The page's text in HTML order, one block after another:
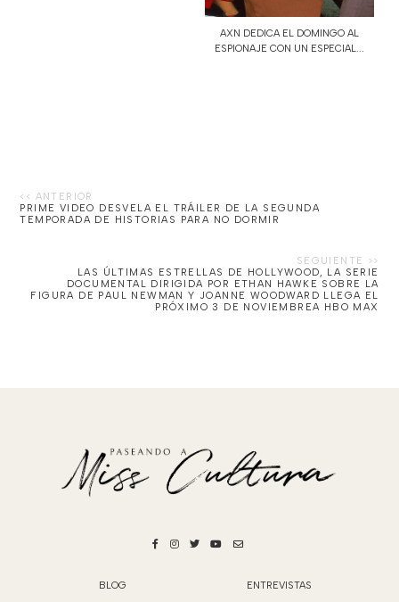
AXN DEDICA EL DOMINGO AL
ESPIONAJE CON UN ESPECIAL...
PRIME VIDEO DESVELA EL TRÁILER DE LA SEGUNDA
TEMPORADA DE HISTORIAS PARA NO DORMIR
LAS ÚLTIMAS ESTRELLAS DE HOLLYWOOD, LA SERIE
DOCUMENTAL DIRIGIDA POR ETHAN HAWKE SOBRE LA
FIGURA DE PAUL NEWMAN Y JOANNE WOODWARD LLEGA EL
PRÓXIMO 3 DE NOVIEMBREA HBO MAX
BLOG ENTREVISTAS